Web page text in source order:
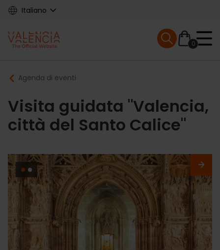
Skip
content
Italiano
Main
navigation
0
Mobile menu
Breadcrumb
Agenda di eventi
Visita guidata "Valencia,
città del Santo Calice"